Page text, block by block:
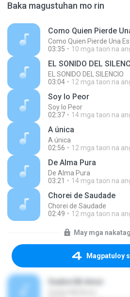
Baka magustuhan mo rin
Como Quien Pierde
Como Quien Pierde Una
03:35
10 mga taon na
EL SONIDO DEL
EL SONIDO DEL SILENCIO
03:04
12 mga taon na
Soy lo Peor
Soy lo Peor
02:37
14 mga taon na
A única
A única
02:56
12 mga taon na
De Alma Pura
De Alma Pura
03:21
14 mga taon na
Chorei de Saudade
Chorei de Saudade
02:49
12 mga taon na
May mga
Magpatuloy
Vuelve Mi Amor